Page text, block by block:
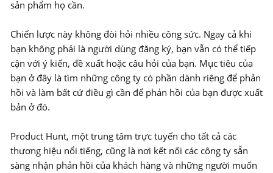
sản phẩm họ cần.
Chiến lược này không đòi hỏi nhiều công sức. Ngay cả khi
bạn không phải là người dùng đăng ký, bạn vẫn có thể tiếp
cận với ý kiến, đề xuất hoặc câu hỏi của bạn. Mục tiêu của
bạn ở đây là tìm những công ty có phần dành riêng để phản
hồi và làm bất cứ điều gì cần để phản hồi của bạn được xuất
bản ở đó.
Product Hunt, một trung tâm trực tuyến cho tất cả các
thương hiệu nổi tiếng, cũng là nơi kết nối các công ty sẵn
sàng nhận phản hồi của khách hàng và những người muốn